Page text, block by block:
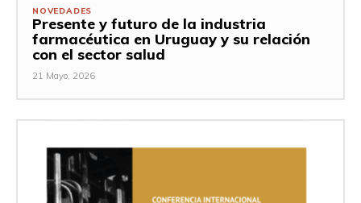
NOVEDADES
Presente y futuro de la industria
farmacéutica en Uruguay y su relación
con el sector salud
21 Mayo, 2026